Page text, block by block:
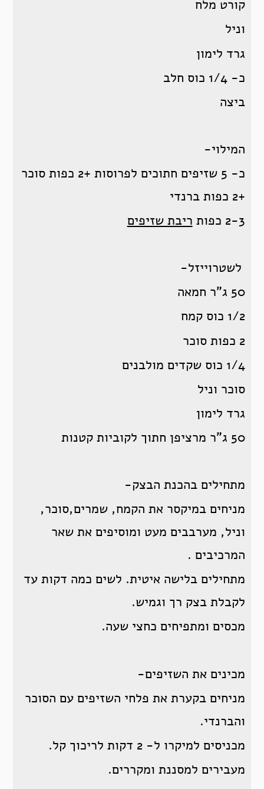
קורט מלח
וניל
גרד לימון
כ- 1/4 כוס חלב
ביצה
המילוי-
כ- 5 שזיפים חתוכים לפרוסות +2 כפות סוכר
+2 כפות ברנדי
2-3 כפות
ריבת שזיפים
לשטרוייזל-
50 ג”ר חמאה
1/2 כוס קמח
2 כפות סוכר
1/4 כוס שקדים מולבנים
סוכר וניל
גרד לימון
50 ג”ר מרציפן חתוך לקוביות קטנות
מתחילים בהכנת הבצק-
מניחים במיקסר את הקמח, שמרים,סוכר,
וניל, מערבבים מעט ומוסיפים את שאר
המרכיבים .
מתחילים בלישה איטית. לשים כמה דקות עד
לקבלת בצק רך וגמיש.
מכסים ומתפיחים כחצי שעה.
מכינים את השזיפים-
מניחים בקערת את פלחי השזיפים עם הסוכר
והברנדי.
מכניסים למיקרו ל- 2 דקות לריכוך קל.
מעבירים למסננת ומקררים.